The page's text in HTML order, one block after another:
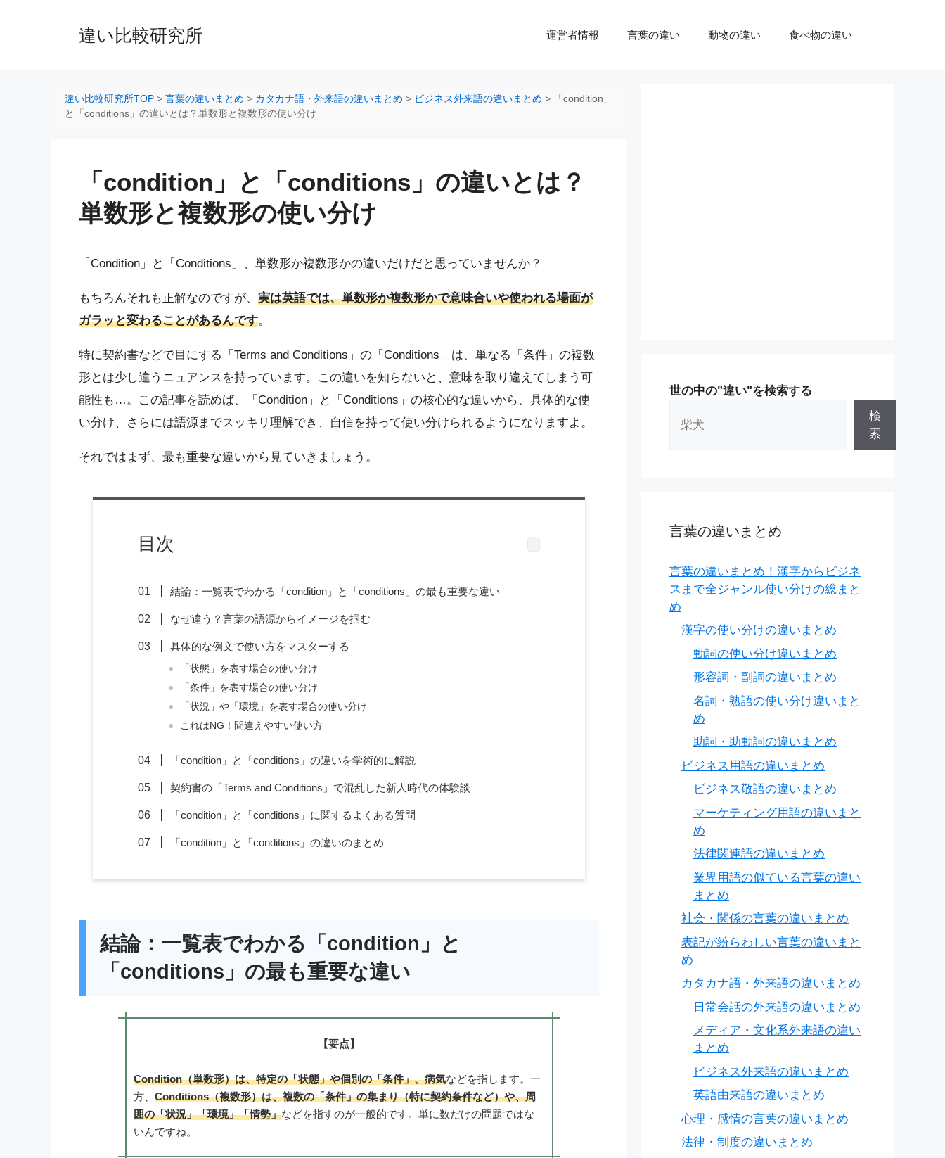
違い比較研究所 運営者情報 言葉の違い 動物の違い 食べ物の違い
違い比較研究所TOP > 言葉の違いまとめ > カタカナ語・外来語の違いまとめ > ビジネス外来語の違いまとめ >
「condition」
と「conditions」の違いとは？単数形と複数形の使い分け
「condition」と「conditions」の違いとは？
単数形と複数形の使い分け
「Condition」と「Conditions」、単数形か複数形かの違いだけだと思っていませんか？
もちろんそれも正解なのですが、 実は英語では、単数形か複数形かで意味合いや使われる場面が
ガラッと変わることがあるんです。
特に契約書などで目にする「Terms and Conditions」の「Conditions」は、単なる「条件」の複数
形とは少し違うニュアンスを持っています。この違いを知らないと、意味を取り違えてしまう可
能性も…。この記事を読めば、「Condition」と「Conditions」の核心的な違いから、具体的な使
い分け、さらには語源までスッキリ理解でき、自信を持って使い分けられるようになりますよ。
それではまず、最も重要な違いから見ていきましょう。
目次
結論：一覧表でわかる「condition」と「conditions」の最も重要な違い
なぜ違う？言葉の語源からイメージを掴む
具体的な例文で使い方をマスターする
「状態」を表す場合の使い分け
「条件」を表す場合の使い分け
「状況」や「環境」を表す場合の使い分け
これはNG！間違えやすい使い方
「condition」と「conditions」の違いを学術的に解説
契約書の「Terms and Conditions」で混乱した新人時代の体験談
「condition」と「conditions」に関するよくある質問
「condition」と「conditions」の違いのまとめ
結論：一覧表でわかる「condition」と
「conditions」の最も重要な違い
【要点】
Condition（単数形）は、特定の「状態」や個別の「条件」、病気などを指します。一
方、Conditions（複数形）は、複数の「条件」の集まり（特に契約条件など）や、周
囲の「状況」「環境」「情勢」などを指すのが一般的です。単に数だけの問題ではな
いんですね。
世の中の"違い"を検索する
検
索
言葉の違いまとめ
言葉の違いまとめ！漢字からビジネ
スまで全ジャンル使い分けの総まと
め
漢字の使い分けの違いまとめ
動詞の使い分け違いまとめ
形容詞・副詞の違いまとめ
名詞・熟語の使い分け違いまと
め
助詞・助動詞の違いまとめ
ビジネス用語の違いまとめ
ビジネス敬語の違いまとめ
マーケティング用語の違いまと
め
法律関連語の違いまとめ
業界用語の似ている言葉の違い
まとめ
社会・関係の言葉の違いまとめ
表記が紛らわしい言葉の違いまと
め
カタカナ語・外来語の違いまとめ
日常会話の外来語の違いまとめ
メディア・文化系外来語の違い
まとめ
ビジネス外来語の違いまとめ
英語由来語の違いまとめ
心理・感情の言葉の違いまとめ
法律・制度の違いまとめ